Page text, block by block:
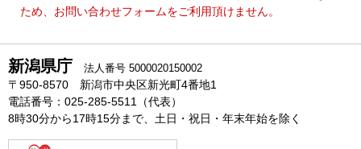
ため、お問い合わせフォームをご利用頂けません。
新潟県庁 法人番号 5000020150002
〒950-8570 新潟市中央区新光町4番地1
電話番号：025-285-5511（代表）
8時30分から17時15分まで、土日・祝日・年末年始を除く